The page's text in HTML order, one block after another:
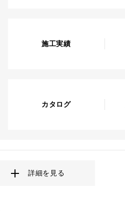
施工実績
カタログ
詳細を見る